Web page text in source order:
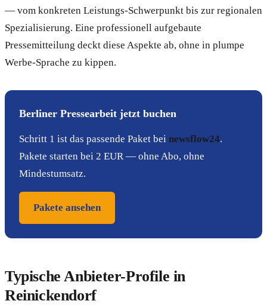
— vom konkreten Leistungs-Schwerpunkt bis zur regionalen
Spezialisierung. Eine professionell aufgebaute
Pressemitteilung deckt diese Aspekte ab, ohne in plumpe
Werbe-Sprache zu kippen.
Berliner Pressearbeit jetzt buchen
Schritt 1 ist das passende Paket bei newsflow24.
Pakete starten bei 2 EUR — ohne Abo, ohne
Mindestumsatz.
Pakete ansehen
Typische Anbieter-Profile in
Reinickendorf